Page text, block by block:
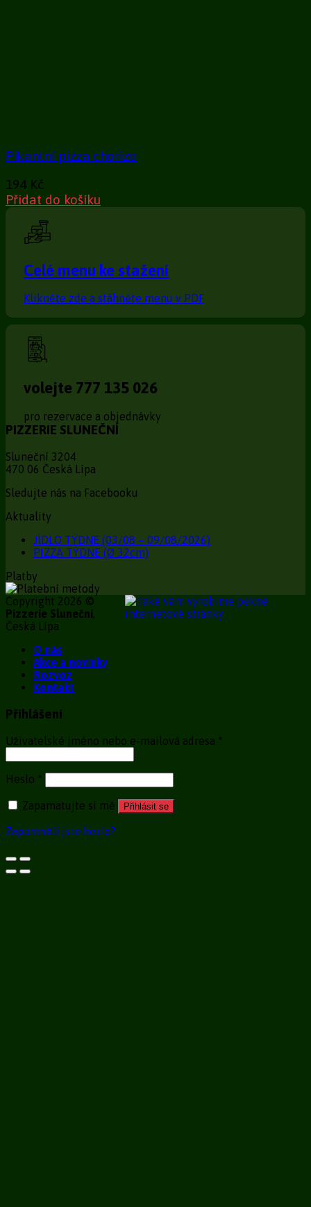
Pikantní pizza chorizo
194 Kč
Přidat do košíku
Celé menu ke stažení
Klikněte zde a stáhněte menu v PDF
volejte 777 135 026
pro rezervace a objednávky
PIZZERIE SLUNEČNÍ
Sluneční 3204
470 06 Česká Lípa
Sledujte nás na Facebooku
Aktuality
JÍDLO TÝDNE (03/08 – 09/08/2026)
PIZZA TÝDNE (Ø 32cm)
Platby
Copyright 2026 ©
Pizzerie Sluneční,
Česká Lípa
O nás
Akce a novinky
Rozvoz
Kontakt
Přihlášení
Uživatelské jméno nebo e-mailová adresa *
Heslo *
Zapamatujte si mě Přihlásit se
Zapomněli jste heslo?